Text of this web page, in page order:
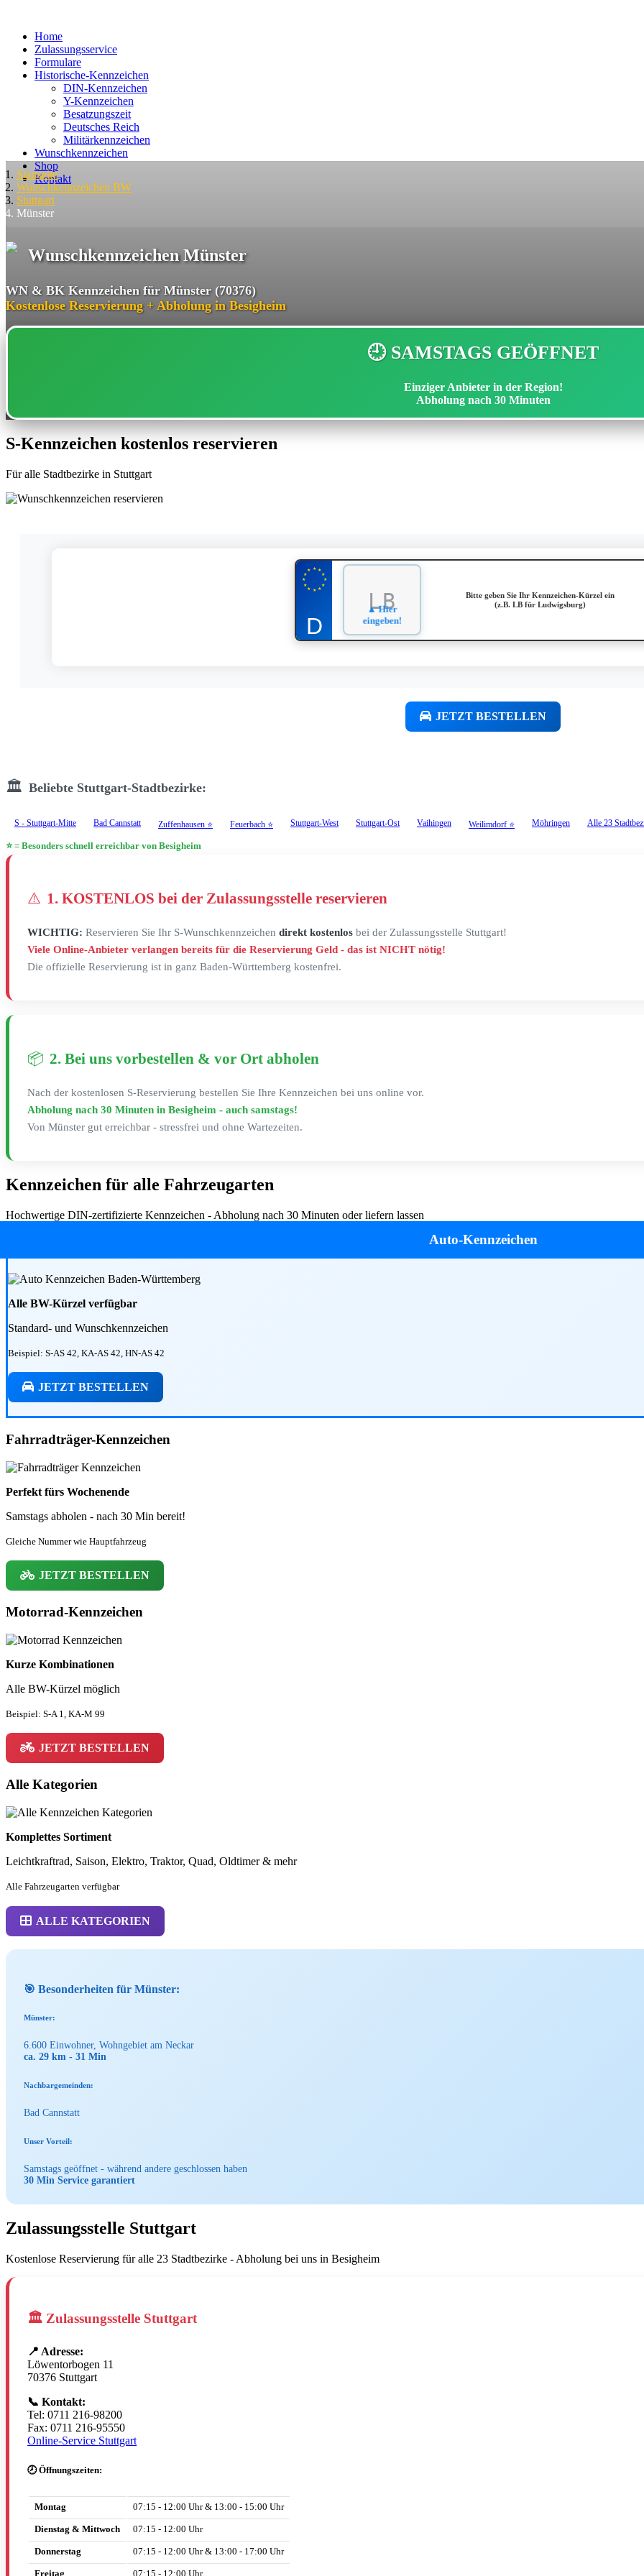
Home
Zulassungsservice
Formulare
Historische-Kennzeichen
DIN-Kennzeichen
Y-Kennzeichen
Besatzungszeit
Deutsches Reich
Militärkennzeichen
Wunschkennzeichen
Shop
Kontakt
Startseite
Wunschkennzeichen BW
Stuttgart
Münster
Wunschkennzeichen Münster
WN & BK Kennzeichen für Münster (70376)
Kostenlose Reservierung + Abholung in Besigheim
🕘 SAMSTAGS GEÖFFNET
Einziger Anbieter in der Region!
Abholung nach 30 Minuten
S-Kennzeichen kostenlos reservieren
Für alle Stadtbezirke in Stuttgart
★ ★
★
★
★
★
★
★
★
★
★
★
▲ Hier
eingeben!
Bitte geben Sie Ihr Kennzeichen-Kürzel ein
(z.B. LB für Ludwigsburg)
JETZT BESTELLEN
🏛️ Beliebte Stuttgart-Stadtbezirke:
S - Stuttgart-Mitte Bad Cannstatt Zuffenhausen ⭐ Feuerbach ⭐ Stuttgart-West Stuttgart-Ost Vaihingen Weilimdorf ⭐ Möhringen Alle 23
⭐ = Besonders schnell erreichbar von Besigheim
⚠️ 1. KOSTENLOS bei der Zulassungsstelle reservieren
WICHTIG: Reservieren Sie Ihr S-Wunschkennzeichen direkt kostenlos bei der Zulassungsstelle Stuttgart!
Viele Online-Anbieter verlangen bereits für die Reservierung Geld - das ist NICHT nötig!
Die offizielle Reservierung ist in ganz Baden-Württemberg kostenfrei.
📦 2. Bei uns vorbestellen & vor Ort abholen
Nach der kostenlosen S-Reservierung bestellen Sie Ihre Kennzeichen bei uns online vor.
Abholung nach 30 Minuten in Besigheim - auch samstags!
Von Münster gut erreichbar - stressfrei und ohne Wartezeiten.
Kennzeichen für alle Fahrzeugarten
Hochwertige DIN-zertifizierte Kennzeichen - Abholung nach 30 Minuten oder liefern lassen
Auto-Kennzeichen
Alle BW-Kürzel verfügbar
Standard- und Wunschkennzeichen
Beispiel: S-AS 42, KA-AS 42, HN-AS 42
JETZT BESTELLEN
Fahrradträger-Kennzeichen
Perfekt fürs Wochenende
Samstags abholen - nach 30 Min bereit!
Gleiche Nummer wie Hauptfahrzeug
JETZT BESTELLEN
Motorrad-Kennzeichen
Kurze Kombinationen
Alle BW-Kürzel möglich
Beispiel: S-A 1, KA-M 99
JETZT BESTELLEN
Alle Kategorien
Komplettes Sortiment
Leichtkraftrad, Saison, Elektro, Traktor, Quad, Oldtimer & mehr
Alle Fahrzeugarten verfügbar
ALLE KATEGORIEN
🎯 Besonderheiten für Münster:
Münster:
6.600 Einwohner, Wohngebiet am Neckar
ca. 29 km - 31 Min
Nachbargemeinden:
Bad Cannstatt
Unser Vorteil:
Samstags geöffnet - während andere geschlossen haben
30 Min Service garantiert
Zulassungsstelle Stuttgart
Kostenlose Reservierung für alle 23 Stadtbezirke - Abholung bei uns in Besigheim
🏛️ Zulassungsstelle Stuttgart
📍 Adresse:
Löwentorbogen 11
70376 Stuttgart
📞 Kontakt:
Tel: 0711 216-98200
Fax: 0711 216-95550
Online-Service Stuttgart
🕗 Öffnungszeiten:
Montag 07:15 - 12:00 Uhr & 13:00 - 15:00 Uhr
Dienstag & Mittwoch 07:15 - 12:00 Uhr
Donnerstag 07:15 - 12:00 Uhr & 13:00 - 17:00 Uhr
Freitag 07:15 - 12:00 Uhr